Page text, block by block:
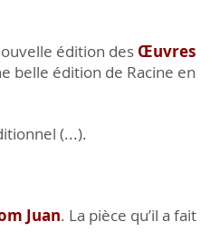
édition des Œuvres
belle édition de Racine en
(...).
Juan. La pièce qu’il a fait